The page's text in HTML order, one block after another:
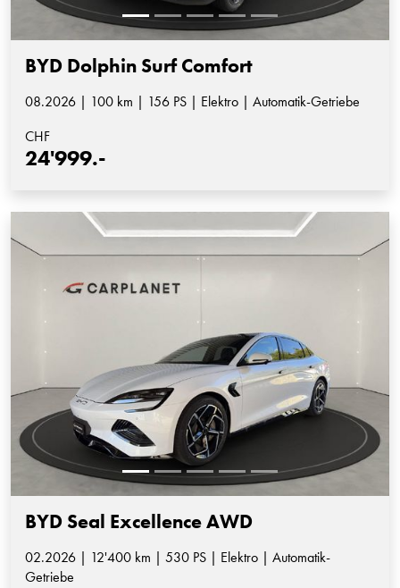
BYD Dolphin Surf Comfort
08.2026 | 100 km | 156 PS | Elektro | Automatik-Getriebe
CHF
24'999.-
BYD Seal Excellence AWD
02.2026 | 12'400 km | 530 PS | Elektro | Automatik-
Getriebe